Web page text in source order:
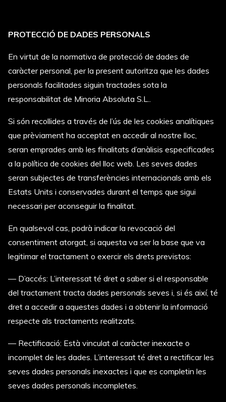
PROTECCIÓ DE DADES PERSONALS
En virtut de la normativa de protecció de dades de
caràcter personal, per la present autoritza que les dades
personals facilitades siguin tractades sota la
responsabilitat de Minoria Absoluta S.L..
Si són recollides a través de l’ús de les cookies analítiques
que prèviament ha acceptat en accedir al nostre lloc,
seran emprades amb les finalitats d’anàlisis especificades
a la política de cookies del lloc web. Les seves dades
seran subjectes de transferències internacionals amb els
Estats Units i conservades durant el temps que sigui
necessari per aconseguir la finalitat.
En qualsevol cas, podrà indicar la revocació del
consentiment atorgat, si aquesta va ser la base que va
legitimar el tractament o exercir els drets previstos:
— D’accés: L’interessat té dret a saber si el responsable
del tractament tracta dades personals seves i, si és així, té
dret a accedir a aquestes dades i a obtenirla informació
respecte als tractaments realitzats.
— Rectificació: Està vinculat al caràcter inexacte o
incomplet de les dades. L’interessat té dret a rectificar les
seves dades personals inexactes i que es completin les
seves dades personals incompletes.